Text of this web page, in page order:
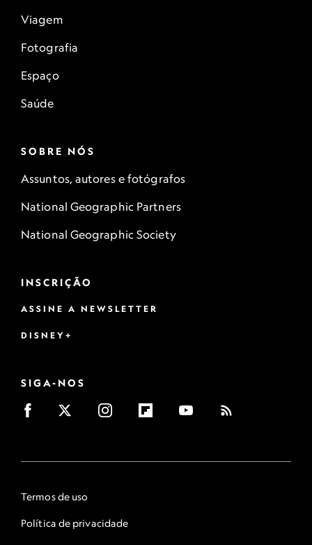
Viagem
Fotografia
Espaço
Saúde
SOBRE NÓS
Assuntos, autores e fotógrafos
National Geographic Partners
National Geographic Society
INSCRIÇÃO
ASSINE A NEWSLETTER
DISNEY+
SIGA-NOS
Termos de uso
Política de privacidade